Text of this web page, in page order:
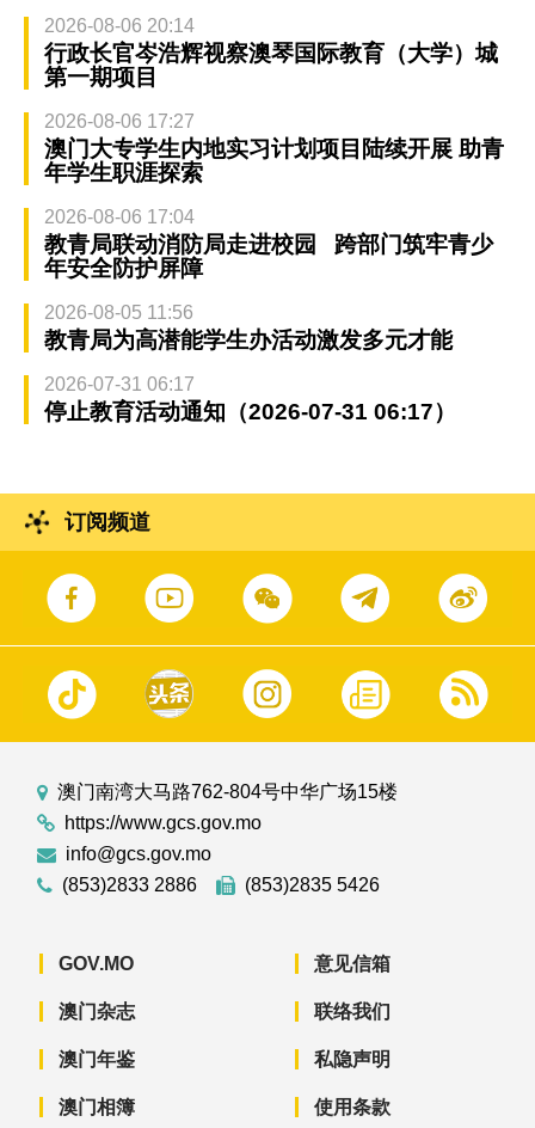
2026-08-06 20:14
行政长官岑浩辉视察澳琴国际教育（大学）城
第一期项目
2026-08-06 17:27
澳门大专学生内地实习计划项目陆续开展 助青
年学生职涯探索
2026-08-06 17:04
教青局联动消防局走进校园 跨部门筑牢青少
年安全防护屏障
2026-08-05 11:56
教青局为高潜能学生办活动激发多元才能
2026-07-31 06:17
停止教育活动通知（2026-07-31 06:17）
订阅频道
澳门南湾大马路762-804号中华广场15楼
https://www.gcs.gov.mo
info@gcs.gov.mo
(853)2833 2886
(853)2835 5426
GOV.MO
澳门杂志
澳门年鉴
澳门相簿
意见信箱
联络我们
私隐声明
使用条款